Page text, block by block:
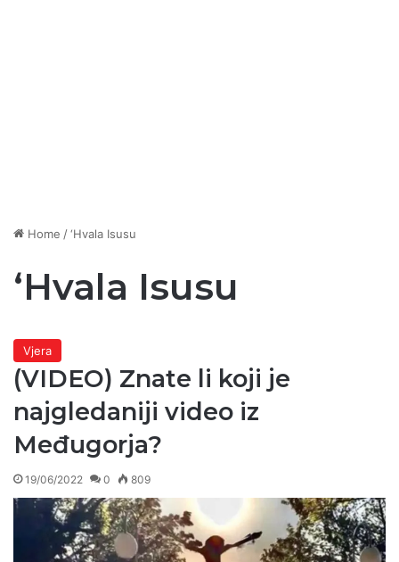
Home /‘Hvala Isusu
‘Hvala Isusu
Vjera
(VIDEO) Znate li koji je
najgledaniji video iz
Međugorja?
19/06/2022 0 809